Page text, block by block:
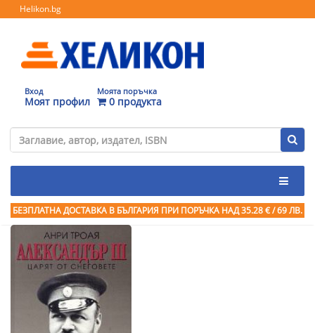
Helikon.bg
Вход
Моят профил
Моята поръчка
0 продукта
БЕЗПЛАТНА ДОСТАВКА В БЪЛГАРИЯ ПРИ ПОРЪЧКА НАД 35.28 € / 69 ЛВ.